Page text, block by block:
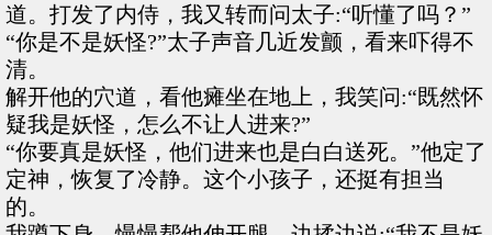
道。打发了内侍，我又转而问太子:“听懂了吗？”
“你是不是妖怪?”太子声音几近发颤，看来吓得不
清。
解开他的穴道，看他瘫坐在地上，我笑问:“既然怀
疑我是妖怪，怎么不让人进来?”
“你要真是妖怪，他们进来也是白白送死。”他定了
定神，恢复了冷静。这个小孩子，还挺有担当
的。